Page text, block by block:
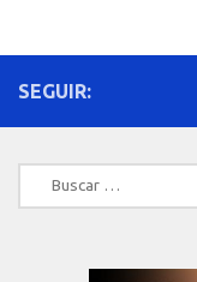
SEGUIR:
Buscar: